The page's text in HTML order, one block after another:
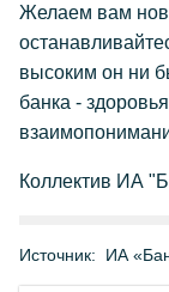
Желаем вам
высоким он ни
банка -
Коллектив ИА
Источник: ИА